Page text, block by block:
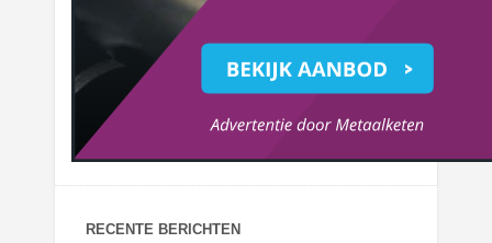
RECENTE BERICHTEN